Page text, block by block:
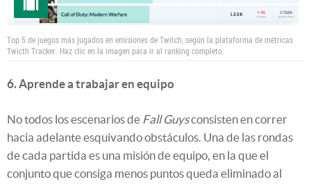
Top 5 de juegos más jugados en emisiones de Twitch, según la plataforma de métricas
Twicth Tracker. Haz clic en la imagen para ir al ranking completo.
6. Aprende a trabajar en equipo
No todos los escenarios de Fall Guysconsisten en correr
hacia adelante esquivando obstáculos. Una de las rondas
de cada partida es una misión de equipo, en la que el
conjunto que consiga menos puntos queda eliminado al